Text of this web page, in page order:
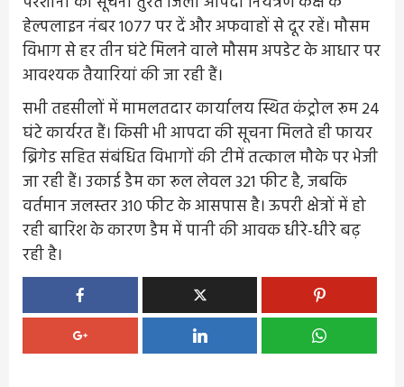
हेल्पलाइन नंबर 1077 पर दें और अफवाहों से दूर रहें। मौसम
विभाग से हर तीन घंटे मिलने वाले मौसम अपडेट के आधार पर
आवश्यक तैयारियां की जा रही हैं।
सभी तहसीलों में मामलतदार कार्यालय स्थित कंट्रोल रूम 24
घंटे कार्यरत हैं। किसी भी आपदा की सूचना मिलते ही फायर
ब्रिगेड सहित संबंधित विभागों की टीमें तत्काल मौके पर भेजी
जा रही हैं। उकाई डैम का रूल लेवल 321 फीट है, जबकि
वर्तमान जलस्तर 310 फीट के आसपास है। ऊपरी क्षेत्रों में हो
रही बारिश के कारण डैम में पानी की आवक धीरे-धीरे बढ़
रही है।